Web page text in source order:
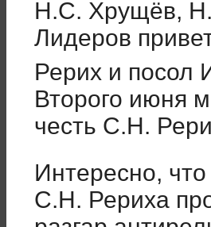
Н.С. Хрущёв,
Лидеров
Рерих и
Второго июня
честь С.Н.
Интересно,
С.Н. Рериха